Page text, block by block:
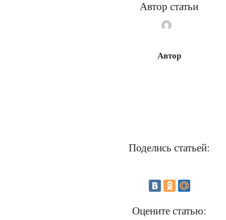
Автор статьи
Автор
Поделись статьей:
Оцените статью: